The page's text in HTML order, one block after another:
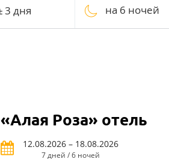
на 6 ночей
«Алая Роза» отель
12.08.2026 – 18.08.2026
7 дней / 6 ночей